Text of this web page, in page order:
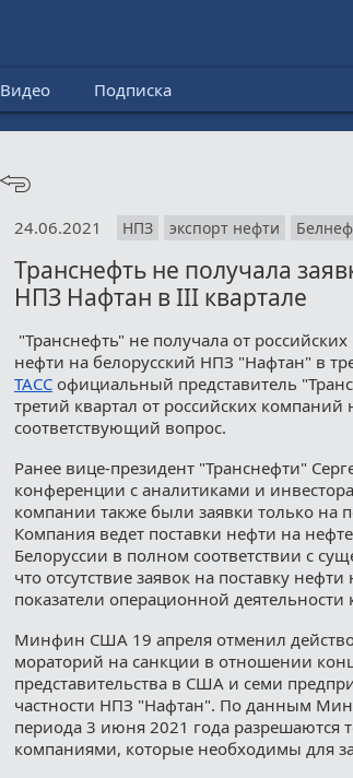
Видео Подписка
24.06.2021 НПЗ экспорт нефти
Транснефть не получала
НПЗ Нафтан в III квартале
"Транснефть" не получала от
нефти на белорусский НПЗ "Нафтан" в
ТАССофициальный представитель
третий квартал от российских компаний
соответствующий вопрос.
Ранее вице-президент "Транснефти"
конференции с аналитиками и
компании также были заявки только на
Компания ведет поставки нефти на
Белоруссии в полном соответствии с
что отсутствие заявок на поставку
показатели операционной
Минфин США 19 апреля отменил
мораторий на санкции в отношении
представительства в США и семи
частности НПЗ "Нафтан". По данным
периода 3 июня 2021 года разрешаются
компаниями, которые необходимы для